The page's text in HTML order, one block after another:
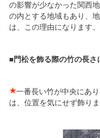
の影響が少なかった関西
の内とする地域もあり、
は、この理由になります。
■門松を飾る際の竹の長さ
一番長い竹が中央にあ
は、位置を気にせず飾りま